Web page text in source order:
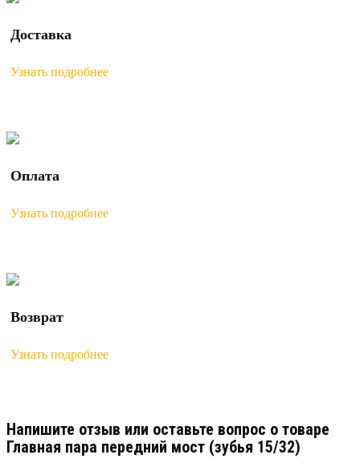
Доставка
Узнать подробнее
Оплата
Узнать подробнее
Возврат
Узнать подробнее
Напишите отзыв или оставьте вопрос о товаре
Главная пара передний мост (зубья 15/32)